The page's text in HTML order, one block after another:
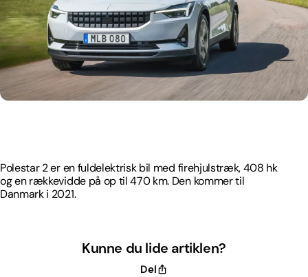
Polestar 2 er en fuldelektrisk bil med firehjulstræk, 408 hk
og en rækkevidde på op til 470 km. Den kommer til
Danmark i 2021.
Kunne du lide artiklen?
Del